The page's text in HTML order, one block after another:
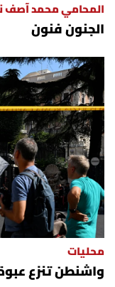
المحامي محمد آصف
الجنون فنون
محليات
واشنطن تنزع